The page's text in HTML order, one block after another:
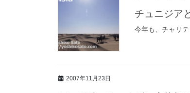
チュニジア
今年も、チャリテ
2007年11月23日